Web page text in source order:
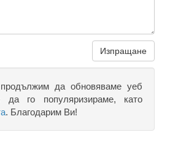
Изпращане
да обновяваме уеб
да го популяризираме, като
. Благодарим Ви!